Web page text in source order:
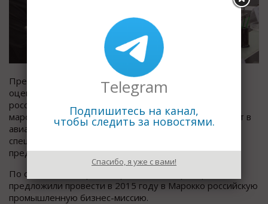
Представители Королевства Марокко положительно
оценили состоявшиеся переговоры и надеются, что
российские компании найдут свою нишу на
марокканском рынке, в первую очередь россиян ждут в
авиационной отрасли, в области транспортного и
специального машиностроения и конечно на
предприятиях легкой промышленности.
По окончании встречи марокканские партнеры
предложили провести в 2015 году в Марокко российскую
промышленную бизнес-миссию.
Telegram
Подпишитесь на канал,
чтобы следить за новостями.
Спасибо, я уже с вами!